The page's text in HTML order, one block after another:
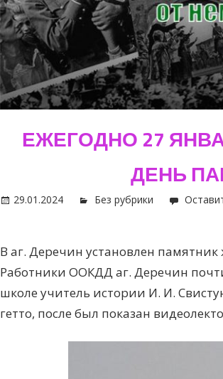
ЕЖЕГОДНО 27
ДЕНЬ
29.01.2024 Без рубрики
В аг. Деречин установлен памятник
Работники ООКДД аг. Деречин
школе учитель истории И. И.
гетто, после был показан